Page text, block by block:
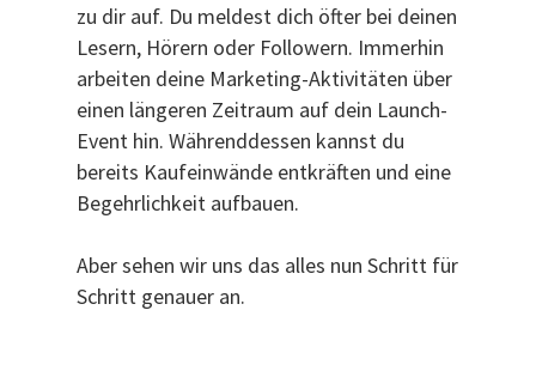
zu dir auf. Du meldest dich öfter bei deinen
Lesern, Hörern oder Followern. Immerhin
arbeiten deine Marketing-Aktivitäten über
einen längeren Zeitraum auf dein Launch-
Event hin. Währenddessen kannst du
bereits Kaufeinwände entkräften und eine
Begehrlichkeit aufbauen.
Aber sehen wir uns das alles nun Schritt für
Schritt genauer an.